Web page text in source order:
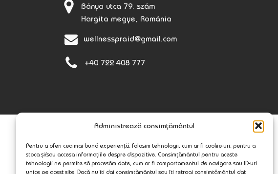
Administrează consimțământul
Pentru a oferi cea mai bună experiență, folosim tehnologii, cum ar fi cookie-uri, pentru a
stoca și/sau accesa informațiile despre dispozitive. Consimțământul pentru aceste
tehnologii ne permite să procesăm date, cum ar fi comportamentul de navigare sau ID-uri
unice pe acest site. Dacă nu îți dai consimțământul sau îți retragi consimțământul dat
Bánya utca 79. szám
Hargita megye, Románia
wellnesspraid@gmail.com
+40 722 408 777